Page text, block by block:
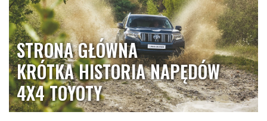
STRONA GŁÓWNA
KRÓTKA HISTORIA NAPĘDÓW
4X4 TOYOTY